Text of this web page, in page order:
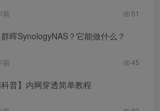
前 51
晖SynologyNAS？它能做什么？
前 45
科普】内网穿透简单教程